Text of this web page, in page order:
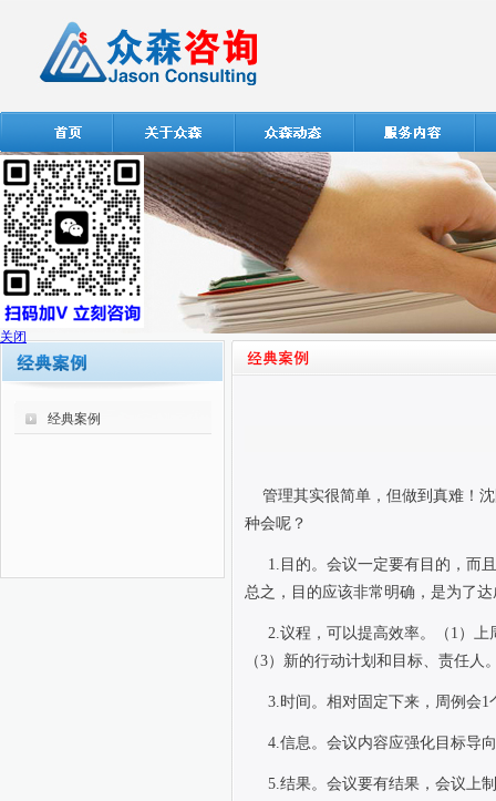
经典案例
管理其实很简单，但做到真难！
种会呢？
1. 目的。会议一定要有目的，而
总之，目的应该非常明确，是为了
2. 议程，可以提高效率。（1 ）上
（3）新的行动计划和目标、责任人
3. 时间。相对固定下来，周例会1
4. 信息。会议内容应强化目标导
5. 结果。会议要有结果，会议上
关闭